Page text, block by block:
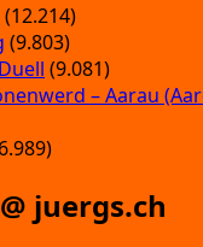
(12.214)
(9.803)
(9.081)
– Aarau
juergs.ch